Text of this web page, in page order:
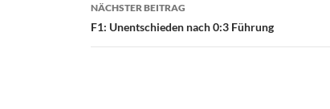
NÄCHSTER BEITRAG
F1: Unentschieden nach 0:3 Führung